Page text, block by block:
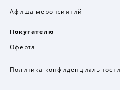
Афиша мероприятий
Покупателю
Оферта
Политика конфиденциальности